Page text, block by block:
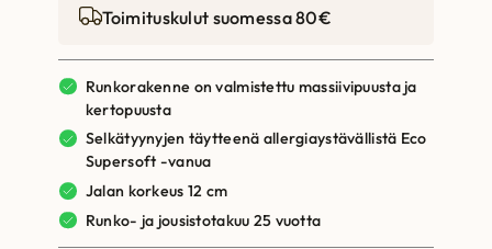
Toimituskulut suomessa 80€
Runkorakenne on valmistettu massiivipuusta ja
kertopuusta
Selkätyynyjen täytteenä allergiaystävällistä Eco
Supersoft -vanua
Jalan korkeus 12 cm
Runko- ja jousistotakuu 25 vuotta